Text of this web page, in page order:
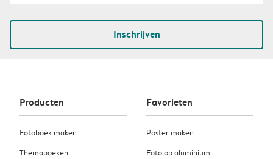
Inschrijven
Producten
Fotoboek maken
Themaboeken
Favorieten
Poster maken
Foto op aluminium